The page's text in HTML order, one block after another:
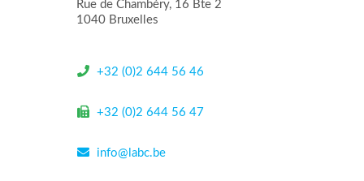
Rue de Chambéry, 16 Bte 2
1040 Bruxelles
+32 (0)2 644 56 46
+32 (0)2 644 56 47
info@labc.be